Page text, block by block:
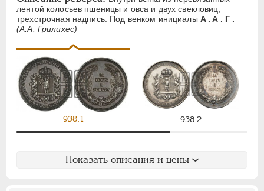
лентой колосьев пшеницы и овса и двух свекловиц,
трехстрочная надпись. Под венком инициалы A . A . Г .
(А.А. Грилихес)
938.1 938.2
Показать описания и цены
Ф
Х Э
Цифры
2
НИКОЛАЙ II 1894-1917
СЕРИИ МЕДАЛЕЙ 1600-1881